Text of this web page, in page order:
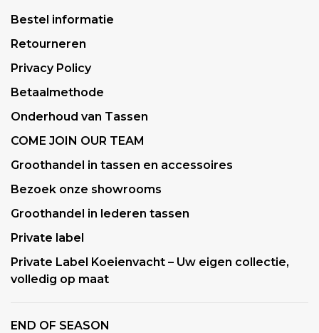
Bestel informatie
Retourneren
Privacy Policy
Betaalmethode
Onderhoud van Tassen
COME JOIN OUR TEAM
Groothandel in tassen en accessoires
Bezoek onze showrooms
Groothandel in lederen tassen
Private label
Private Label Koeienvacht – Uw eigen collectie,
volledig op maat
END OF SEASON